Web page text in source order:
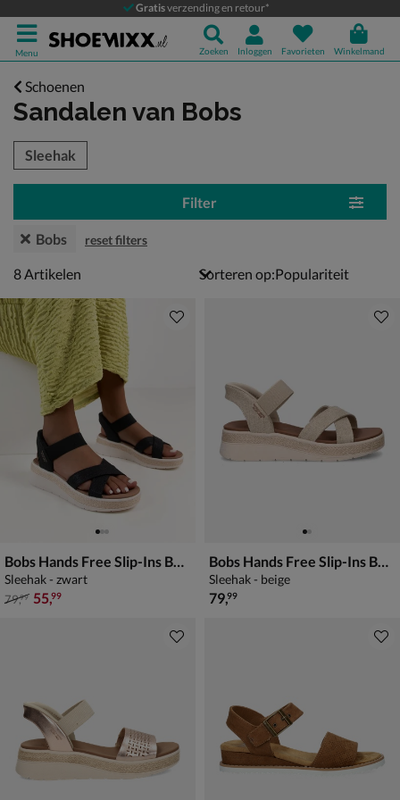
Gratisverzending en retour*
Menu Zoeken Inloggen Favorieten Winkelmand
Schoenen
Sandalen van Bobs
over
Sleehak
Filter
Bobs reset filters
8 artikelen
8Artikelen Sorteren op:
Bobs Hands Free Slip-Ins Bobs Sun-Ray
Sleehak - zwart
van € 79,99 voor € 55,99
79,99 55,99
Bobs Hands Free Slip-Ins Bobs Sun-Ray
Sleehak - beige
€ 79,99
79,99